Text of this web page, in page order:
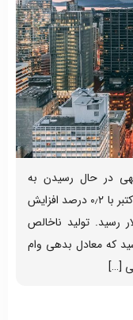
در حال رسیدن به
سطحی بی‌سابقه است. اعتبار وام مسکن در اکتبر با ۰٫۲ درصد افزایش
به ۲٫۰۷۳ تریلیون دلار رسید. تولید ناخالص
تریلیون دلار رسید که معادل بدهی وام
[…]